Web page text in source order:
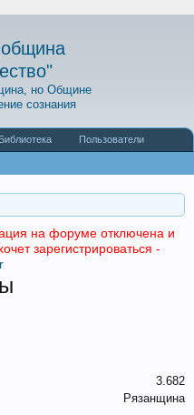
но Общине
сознания
Форум «Литературный»
на форуме отключена и
зарегистрироваться -
3.682
Рязанщина
Библиотека Пользователи